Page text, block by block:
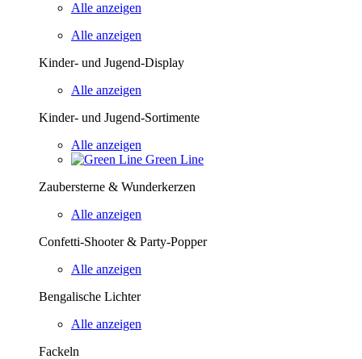
Alle anzeigen
Alle anzeigen
Kinder- und Jugend-Display
Alle anzeigen
Kinder- und Jugend-Sortimente
Alle anzeigen
Green Line
Zaubersterne & Wunderkerzen
Alle anzeigen
Confetti-Shooter & Party-Popper
Alle anzeigen
Bengalische Lichter
Alle anzeigen
Fackeln